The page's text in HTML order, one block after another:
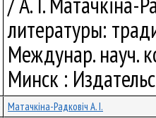
литературы:
Междунар. науч.
Минск :
Матачкіна-Радковіч А. І.